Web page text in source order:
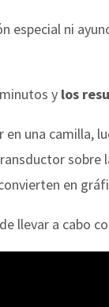
especial ni
y los
en una camilla,
en
llevar a cabo